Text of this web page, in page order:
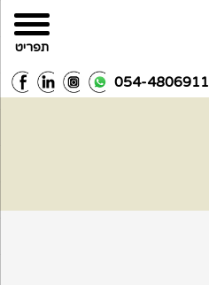
054-4806911
תפריט